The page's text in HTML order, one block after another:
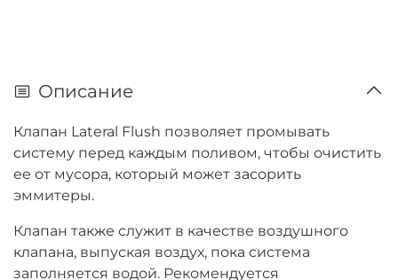
Описание
Клапан Lateral Flush позволяет промывать
систему перед каждым поливом, чтобы очистить
ее от мусора, который может засорить
эммитеры.
Клапан также служит в качестве воздушного
клапана, выпуская воздух, пока система
заполняется водой. Рекомендуется